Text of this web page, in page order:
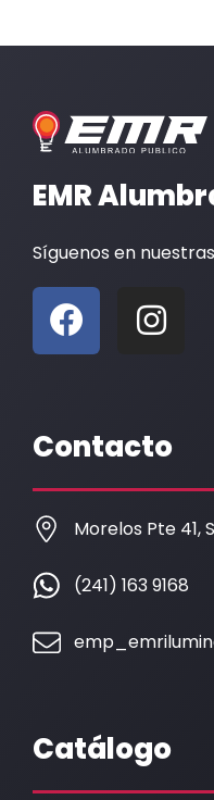
EMR
Síguenos en
F
a
c
b
o
o
k
I
n
a
g
r
a
m
Contacto
Morelos Pte 41,
(241) 163 9168
Catálogo